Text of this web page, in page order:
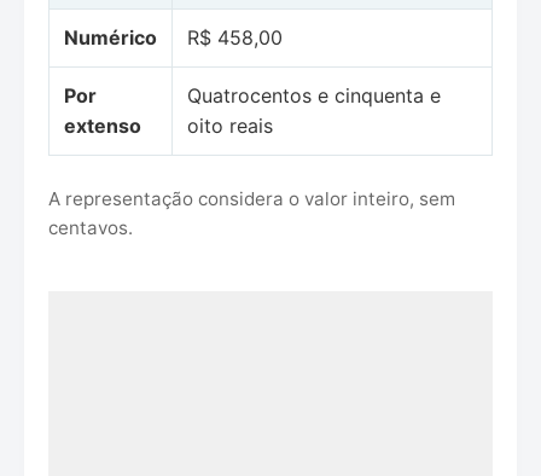
Numérico R$ 458,00
Por
extenso
Quatrocentos e cinquenta e
oito reais
A representação considera o valor inteiro, sem
centavos.